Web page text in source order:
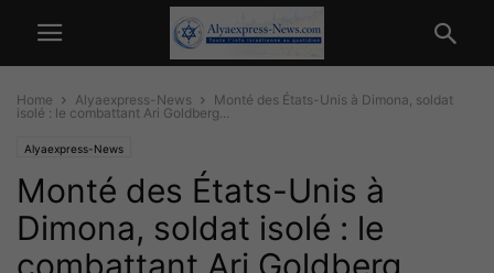
Home Alyaexpress-News
Monté des États-Unis à Dimona, soldat
isolé : le combattant Ari Goldberg...
Alyaexpress-News
Monté des États-Unis à
Dimona, soldat isolé : le